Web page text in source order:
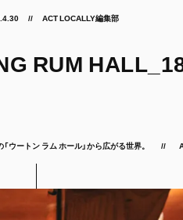
ACT LOCALLY編集部
RUM
ートン ラム ホール」から広がる世界。